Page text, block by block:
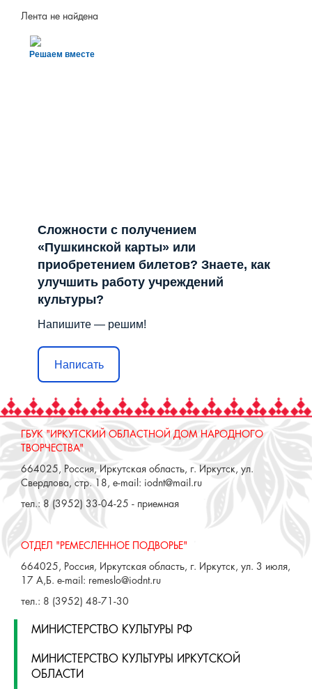
Лента не найдена
Решаем вместе
Сложности с получением
«Пушкинской карты» или
приобретением билетов? Знаете, как
улучшить работу учреждений
Напишите — решим!
Написать
ГБУК "ИРКУТСКИЙ ОБЛАСТНОЙ ДОМ НАРОДНОГО
ТВОРЧЕСТВА"